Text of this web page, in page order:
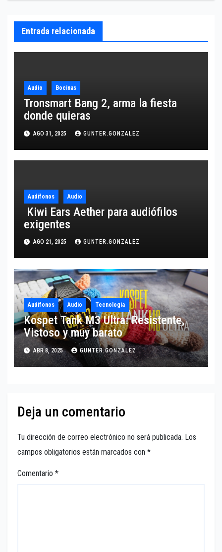
Entrada relacionada
Audio Bocinas
Tronsmart Bang 2, arma la fiesta
donde quieras
AGO 31, 2025 GUNTER.GONZALEZ
Audífonos Audio
Kiwi Ears Aether para audiófilos
exigentes
AGO 21, 2025 GUNTER.GONZALEZ
Audífonos Audio Tecnología
Kospet Tank M3 Ultra: Resistente,
Vistoso y muy barato
ABR 8, 2025 GUNTER.GONZALEZ
Deja un comentario
Tu dirección de correo electrónico no será publicada. Los
campos obligatorios están marcados con *
Comentario *